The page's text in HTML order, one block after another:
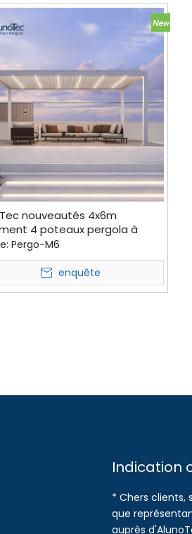
nouveautés 4x6m
4 poteaux pergola à
de zone de stores
électriques
Pergo-M6
enquête
Indication
* Chers
que
auprès